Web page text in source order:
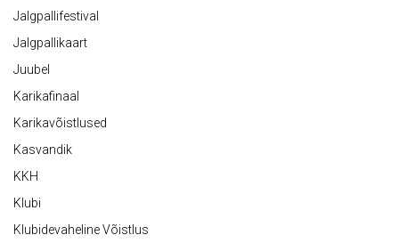
Jalgpallifestival
Jalgpallikaart
Juubel
Karikafinaal
Karikavõistlused
Kasvandik
KKH
Klubi
Klubidevaheline Võistlus